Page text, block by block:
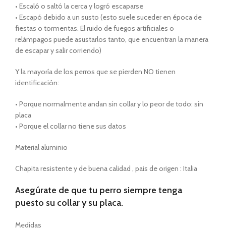
• Escaló o saltó la cerca y logró escaparse
• Escapó debido a un susto (esto suele suceder en época de
fiestas o tormentas. El ruido de fuegos artificiales o
relámpagos puede asustarlos tanto, que encuentran la manera
de escapar y salir corriendo)
Y la mayoría de los perros que se pierden NO tienen
identificación:
• Porque normalmente andan sin collar y lo peor de todo: sin
placa
• Porque el collar no tiene sus datos
Material aluminio
Chapita resistente y de buena calidad , pais de origen : Italia
Asegúrate de que tu perro siempre tenga
puesto su collar y su placa.
Medidas